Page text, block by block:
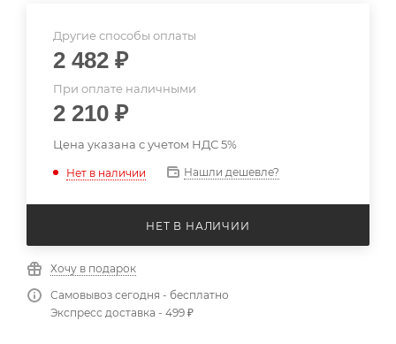
Другие способы оплаты
2 482 ₽
При оплате наличными
2 210 ₽
Цена указана с учетом НДС 5%
Нет в наличии Нашли дешевле?
НЕТ В НАЛИЧИИ
Хочу в подарок
Самовывоз сегодня - бесплатно
Экспресс доставка - 499 ₽